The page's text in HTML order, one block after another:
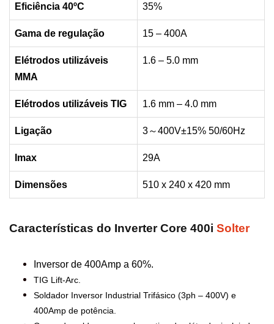
Eficiência 40ºC 35%
Gama de regulação 15 – 400A
Elétrodos utilizáveis
MMA
1.6 – 5.0 mm
Elétrodos utilizáveis TIG 1.6 mm – 4.0 mm
Ligação 3～400V±15% 50/60Hz
Imax 29A
Dimensões 510 x 240 x 420 mm
Características do Inverter Core 400i Solter
Inversor de 400Amp a 60%.
TIG Lift-Arc.
Soldador Inversor Industrial Trifásico (3ph – 400V) e
400Amp de potência.